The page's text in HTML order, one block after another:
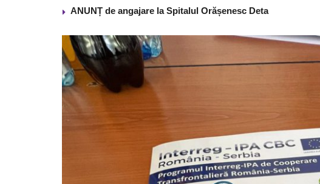
ANUNȚ de angajare la Spitalul Orășenesc Deta